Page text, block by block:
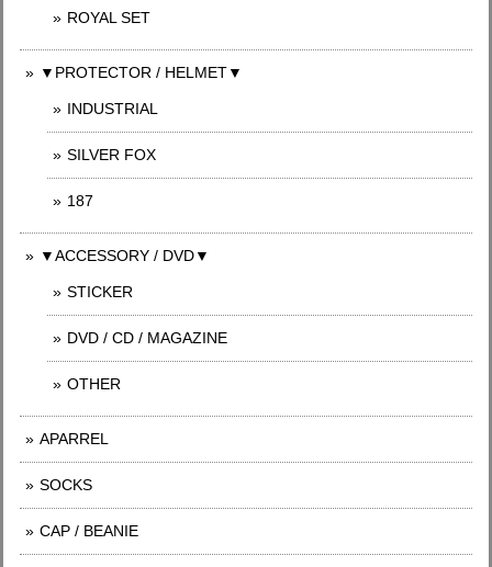
ROYAL SET
▼PROTECTOR / HELMET▼
INDUSTRIAL
SILVER FOX
187
▼ACCESSORY / DVD▼
STICKER
DVD / CD / MAGAZINE
OTHER
APARREL
SOCKS
CAP / BEANIE